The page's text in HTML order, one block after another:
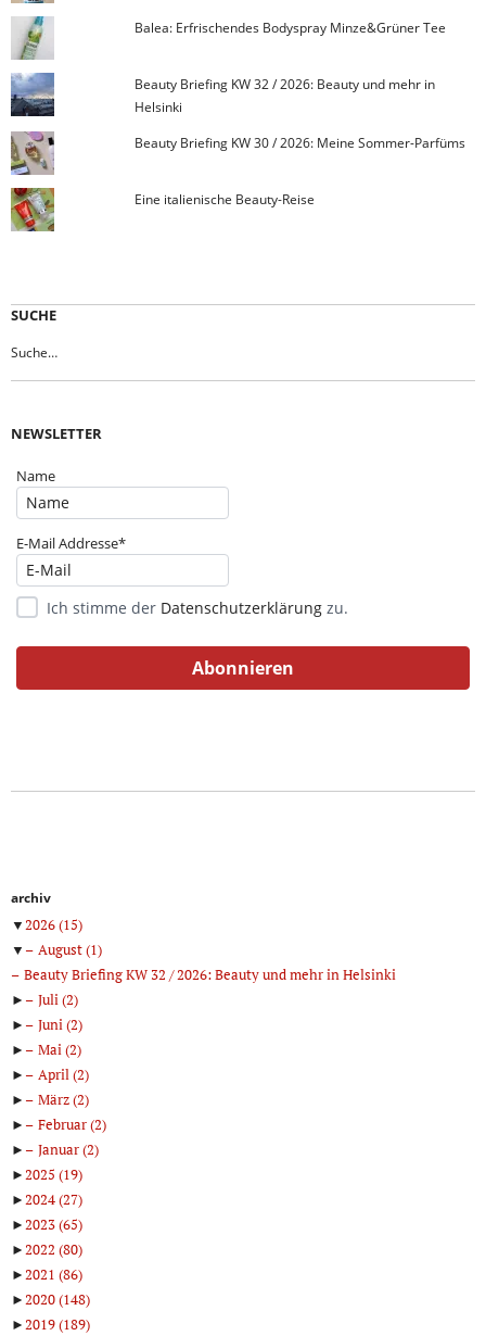
Balea: Erfrischendes Bodyspray Minze&Grüner Tee
Beauty Briefing KW 32 / 2026: Beauty und mehr in
Helsinki
Beauty Briefing KW 30 / 2026: Meine Sommer-Parfüms
Eine italienische Beauty-Reise
SUCHE
NEWSLETTER
Name
E-Mail Addresse*
Ich stimme der Datenschutzerklärung zu.
archiv
▼2026(15)
▼
August(1)
Beauty Briefing KW 32 / 2026: Beauty und mehr in Helsinki
►
Juli(2)
►
Juni(2)
►
Mai(2)
►
April(2)
►
März(2)
►
Februar(2)
►
Januar(2)
►2025 (19)
►2024(27)
►2023(65)
►2022 (80)
►2021 (86)
►2020(148)
►2019(189)